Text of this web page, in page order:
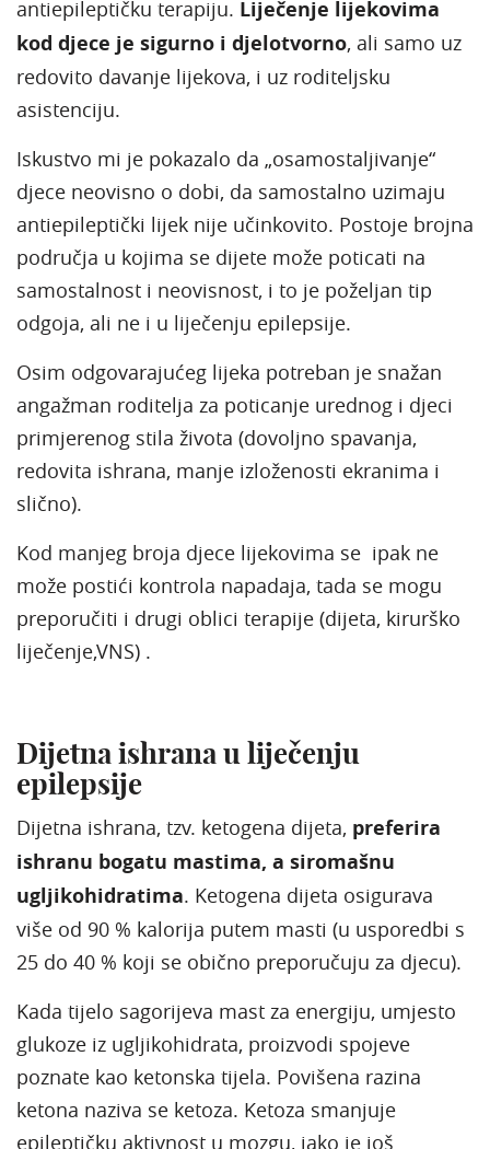
antiepileptičku terapiju. Liječenje lijekovima
kod djece je sigurno i djelotvorno, ali samo uz
redovito davanje lijekova, i uz roditeljsku
asistenciju.
Iskustvo mi je pokazalo da „osamostaljivanje“
djece neovisno o dobi, da samostalno uzimaju
antiepileptički lijek nije učinkovito. Postoje brojna
područja u kojima se dijete može poticati na
samostalnost i neovisnost, i to je poželjan tip
odgoja, ali ne i u liječenju epilepsije.
Osim odgovarajućeg lijeka potreban je snažan
angažman roditelja za poticanje urednog i djeci
primjerenog stila života (dovoljno spavanja,
redovita ishrana, manje izloženosti ekranima i
slično).
Kod manjeg broja djece lijekovima se ipak ne
može postići kontrola napadaja, tada se mogu
preporučiti i drugi oblici terapije (dijeta, kirurško
liječenje,VNS) .
Dijetna ishrana u liječenju
epilepsije
Dijetna ishrana, tzv. ketogena dijeta, preferira
ishranu bogatu mastima, a siromašnu
ugljikohidratima. Ketogena dijeta osigurava
više od 90 % kalorija putem masti (u usporedbi s
25 do 40 % koji se obično preporučuju za djecu).
Kada tijelo sagorijeva mast za energiju, umjesto
glukoze iz ugljikohidrata, proizvodi spojeve
poznate kao ketonska tijela. Povišena razina
ketona naziva se ketoza. Ketoza smanjuje
epileptičku aktivnost u mozgu, iako je još